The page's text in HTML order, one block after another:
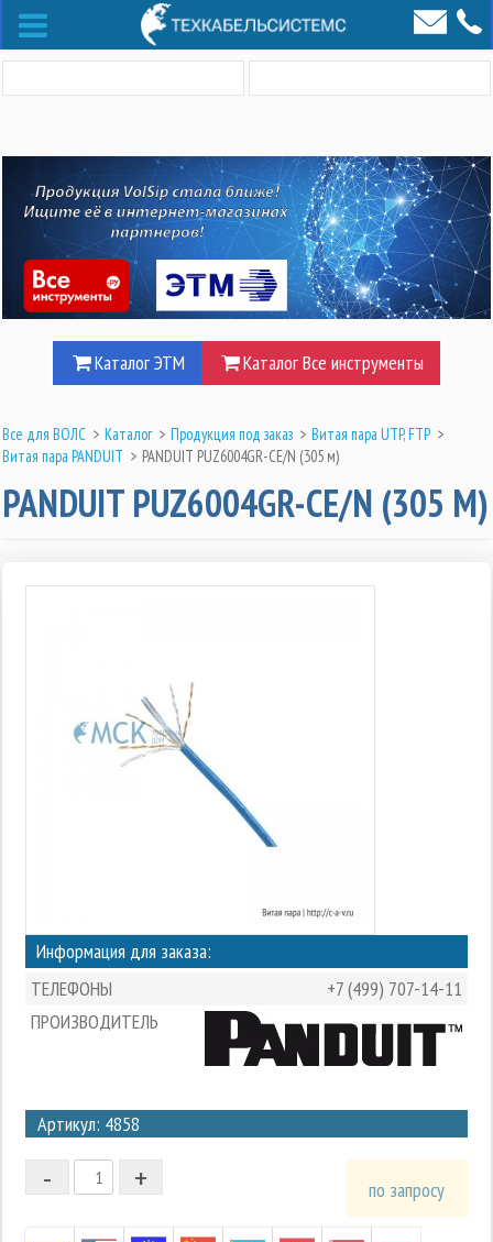
Каталог ЭТМ Каталог Все инструменты
Все для ВОЛС > Каталог > Продукция под заказ > Витая пара UTP, FTP >
Витая пара PANDUIT > PANDUIT PUZ6004GR-CE/N (305 м)
PANDUIT PUZ6004GR-CE/N (305 М)
Информация для заказа:
ТЕЛЕФОНЫ
+7 (499) 707-14-11
ПРОИЗВОДИТЕЛЬ
Артикул: 4858
2
1
+
- по запросу